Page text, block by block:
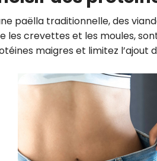
paëlla traditionnelle, des
les crevettes et les moules,
maigres et limitez l’ajout